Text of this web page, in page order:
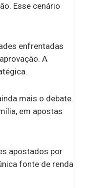
Esse cenário
enfrentadas
A
mais o debate.
em apostas
apostados por
fonte de renda